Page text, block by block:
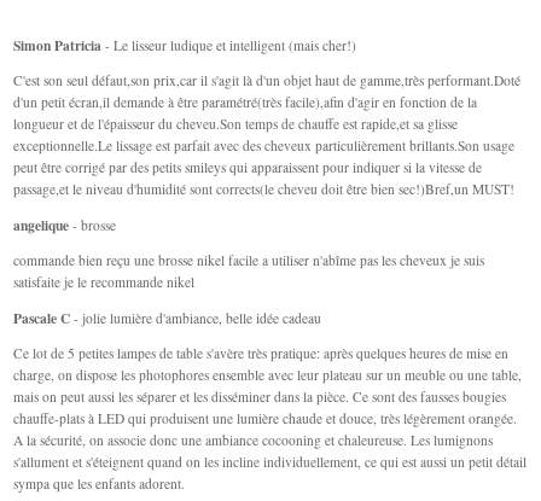
Simon Patricia - Le lisseur ludique et intelligent (mais cher!)
C'est son seul défaut,son prix,car il s'agit là d'un objet haut de gamme,très performant.Doté
d'un petit écran,il demande à être paramétré(très facile),afin d'agir en fonction de la
longueur et de l'épaisseur du cheveu.Son temps de chauffe est rapide,et sa glisse
exceptionnelle.Le lissage est parfait avec des cheveux particulièrement brillants.Son usage
peut être corrigé par des petits smileys qui apparaissent pour indiquer si la vitesse de
passage,et le niveau d'humidité sont corrects(le cheveu doit être bien sec!)Bref,un MUST!
angelique - brosse
commande bien reçu une brosse nikel facile a utiliser n'abîme pas les cheveux je suis
satisfaite je le recommande nikel
Pascale C - jolie lumière d'ambiance, belle idée cadeau
Ce lot de 5 petites lampes de table s'avère très pratique: après quelques heures de mise en
charge, on dispose les photophores ensemble avec leur plateau sur un meuble ou une table,
mais on peut aussi les séparer et les disséminer dans la pièce. Ce sont des fausses bougies
chauffe-plats à LED qui produisent une lumière chaude et douce, très légèrement orangée.
A la sécurité, on associe donc une ambiance cocooning et chaleureuse. Les lumignons
s'allument et s'éteignent quand on les incline individuellement, ce qui est aussi un petit détail
sympa que les enfants adorent.